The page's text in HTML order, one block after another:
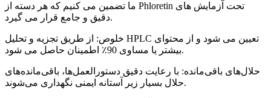
ما تضمین می کنیم که هر دسته از Phloretin تحت آزمایش های
دقیق و جامع قرار می گیرد.
خلوص: از طریق تجزیه و تحلیل HPLC تعیین می شود و از محتوای
بیشتر یا مساوی 90٪ اطمینان حاصل می شود.
حلال‌های باقی‌مانده: با رعایت دقیق دستورالعمل‌ها، باقی‌مانده‌های
حلال بسیار زیر آستانه ایمنی نگهداری می‌شوند.